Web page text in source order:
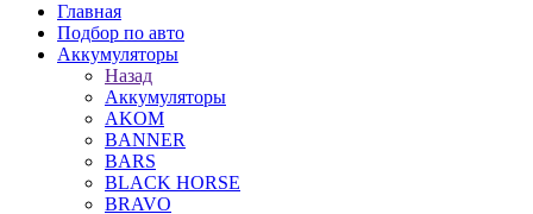
Главная
Подбор по авто
Аккумуляторы
Назад
Аккумуляторы
AKOM
BANNER
BARS
BLACK HORSE
BRAVO